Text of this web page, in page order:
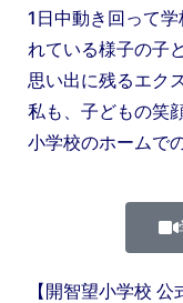
1日中動き回って
れている様子の子
思い出に残るエク
私も、子どもの笑
小学校のホームで
【開智望小学校 公